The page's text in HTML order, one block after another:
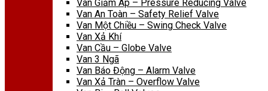
Van Giảm Áp – Pressure Reducing Valve
Van An Toàn – Safety Relief Valve
Van Một Chiều – Swing Check Valve
Van Xả Khí
Van Cầu – Globe Valve
Van 3 Ngã
Van Báo Động – Alarm Valve
Van Xả Tràn – Overflow Valve